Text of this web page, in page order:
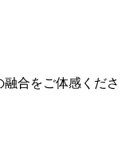
合をご体感くださ